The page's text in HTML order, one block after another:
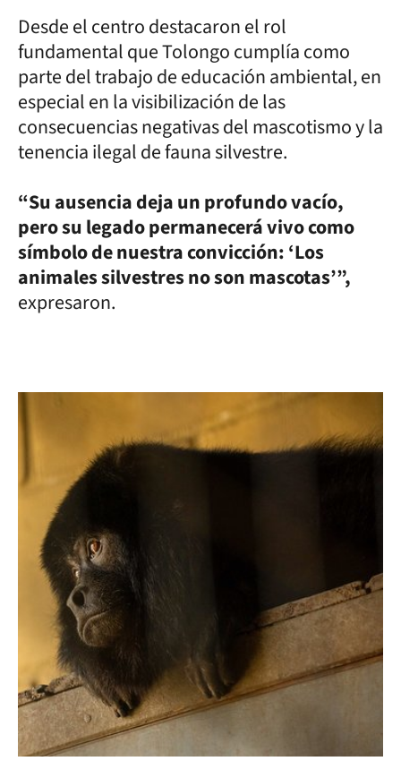
Desde el centro destacaron el rol
fundamental que Tolongo cumplía como
parte del trabajo de educación ambiental, en
especial en la visibilización de las
consecuencias negativas del mascotismo y la
tenencia ilegal de fauna silvestre.
“Su ausencia deja un profundo vacío,
pero su legado permanecerá vivo como
símbolo de nuestra convicción: ‘Los
animales silvestres no son mascotas’”,
expresaron.